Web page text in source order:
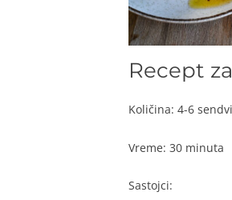
Recept
Količina: 4-6
Vreme: 30 minuta
Sastojci: